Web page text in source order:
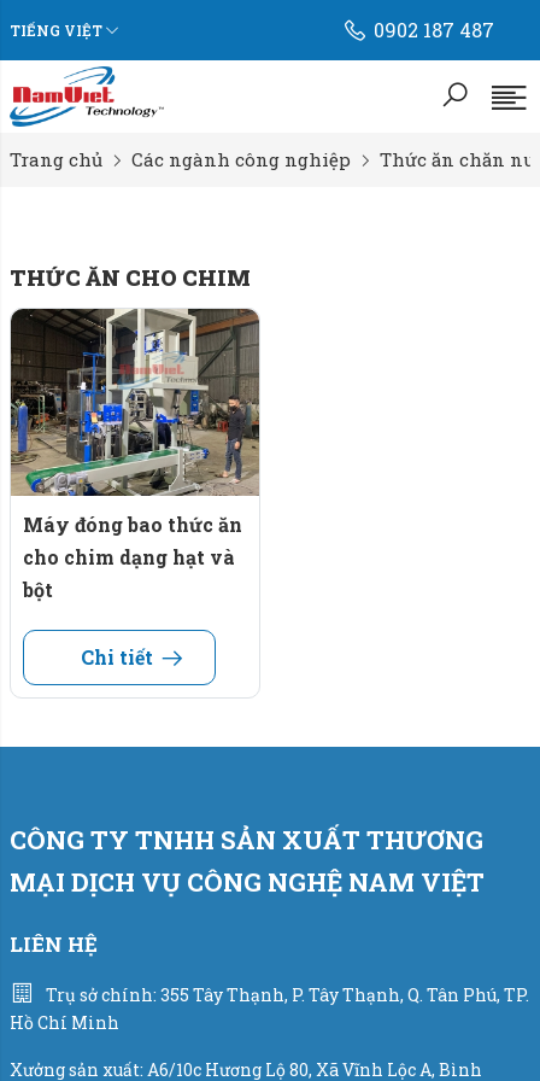
TIẾNG VIỆT 0902 187 487
Trang chủ Các ngành công nghiệp Thức ăn chăn
THỨC ĂN CHO CHIM
Máy đóng bao thức ăn
cho chim dạng hạt và
bột
Chi tiết
CÔNG TY TNHH SẢN XUẤT THƯƠNG
MẠI DỊCH VỤ CÔNG NGHỆ NAM VIỆT
LIÊN HỆ
Trụ sở chính: 355 Tây Thạnh, P. Tây Thạnh, Q. Tân Phú, TP.
Hồ Chí Minh
Xưởng sản xuất: A6/10c Hương Lộ 80, Xã Vĩnh Lộc A, Bình